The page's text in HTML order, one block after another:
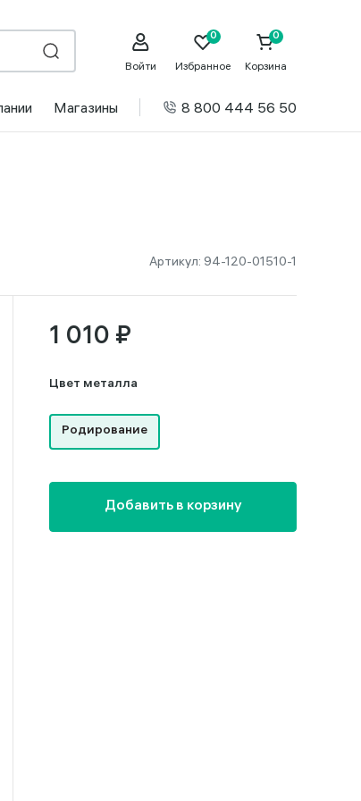
Войти Избранное Корзина
Магазины 8 800 444 56 50
Артикул: 94-120-01510-1
1 010 ₽
Цвет металла
Родирование
Добавить в корзину